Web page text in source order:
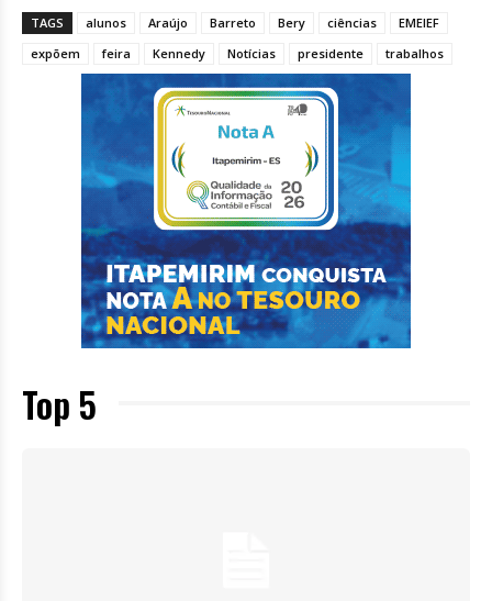
TAGS alunos Araújo Barreto Bery ciências
EMEIEF
expõem
feira Kennedy Notícias presidente trabalhos
Top 5